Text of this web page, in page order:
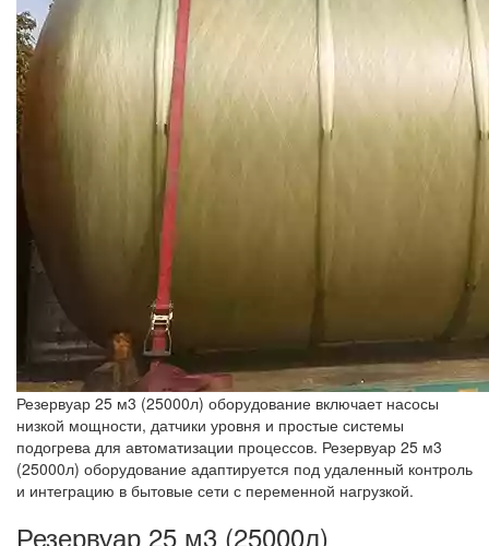
Резервуар 25 м3 (25000л) оборудование включает насосы
низкой мощности, датчики уровня и простые системы
подогрева для автоматизации процессов. Резервуар 25 м3
(25000л) оборудование адаптируется под удаленный контроль
и интеграцию в бытовые сети с переменной нагрузкой.
Резервуар 25 м3 (25000л)